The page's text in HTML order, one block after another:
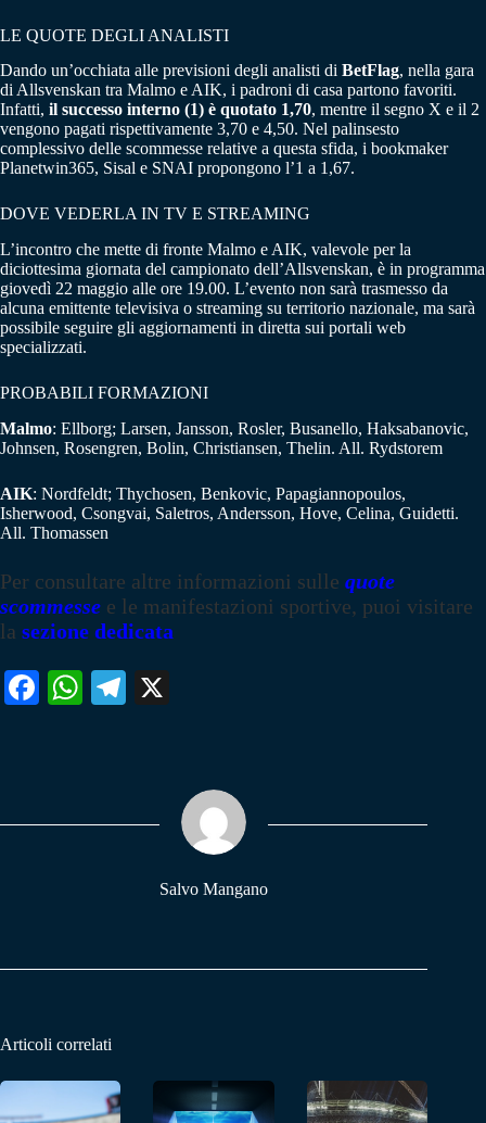
LE QUOTE DEGLI ANALISTI
Dando un’occhiata alle previsioni degli analisti di BetFlag, nella gara
di Allsvenskan tra Malmo e AIK, i padroni di casa partono favoriti.
Infatti, il successo interno (1) è quotato 1,70, mentre il segno X e il 2
vengono pagati rispettivamente 3,70 e 4,50. Nel palinsesto
complessivo delle scommesse relative a questa sfida, i bookmaker
Planetwin365, Sisal e SNAI propongono l’1 a 1,67.
DOVE VEDERLA IN TV E STREAMING
L’incontro che mette di fronte Malmo e AIK, valevole per la
diciottesima giornata del campionato dell’Allsvenskan, è in programma
giovedì 22 maggio alle ore 19.00. L’evento non sarà trasmesso da
alcuna emittente televisiva o streaming su territorio nazionale, ma sarà
possibile seguire gli aggiornamenti in diretta sui portali web
specializzati.
PROBABILI FORMAZIONI
Malmo: Ellborg; Larsen, Jansson, Rosler, Busanello, Haksabanovic,
Johnsen, Rosengren, Bolin, Christiansen, Thelin. All. Rydstorem
AIK: Nordfeldt; Thychosen, Benkovic, Papagiannopoulos,
Isherwood, Csongvai, Saletros, Andersson, Hove, Celina, Guidetti.
All. Thomassen
Per consultare altre informazioni sulle quote
scommesse e le manifestazioni sportive, puoi visitare
la sezione dedicata
Fa W
pp
Te
m
Salvo Mangano
Articoli correlati